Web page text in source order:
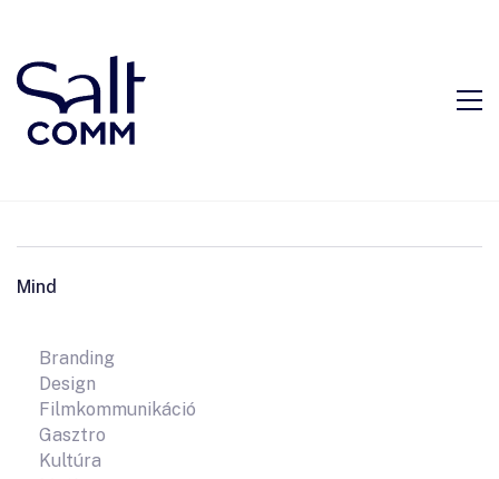
Mind
Branding
Design
Filmkommunikáció
Gasztro
Kultúra